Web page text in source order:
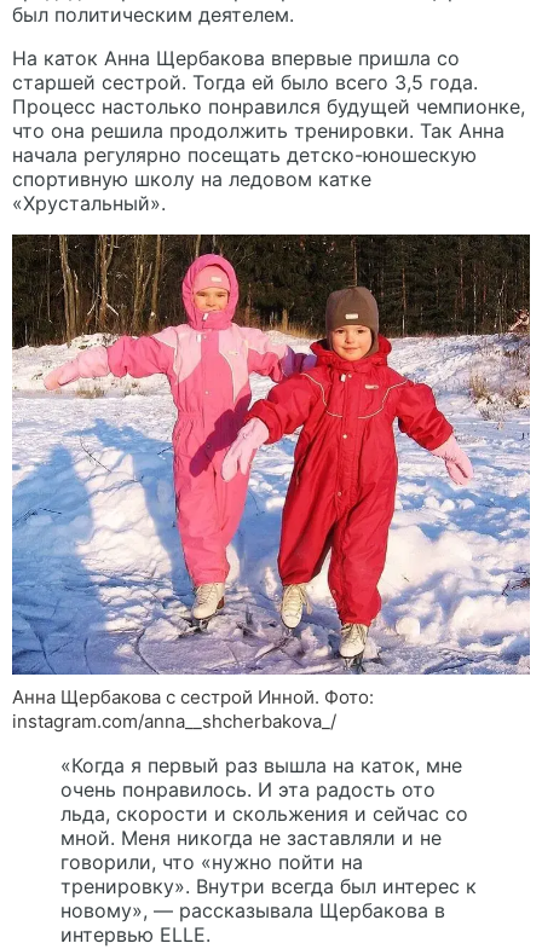
был политическим деятелем.
На каток Анна Щербакова впервые пришла со
старшей сестрой. Тогда ей было всего 3,5 года.
Процесс настолько понравился будущей чемпионке,
что она решила продолжить тренировки. Так Анна
начала регулярно посещать детско-юношескую
спортивную школу на ледовом катке
«Хрустальный».
Анна Щербакова с сестрой Инной. Фото:
instagram.com/anna__shcherbakova_/
«Когда я первый раз вышла на каток, мне
очень понравилось. И эта радость ото
льда, скорости и скольжения и сейчас со
мной. Меня никогда не заставляли и не
говорили, что «нужно пойти на
тренировку». Внутри всегда был интерес к
новому», — рассказывала Щербакова в
интервью ELLE.